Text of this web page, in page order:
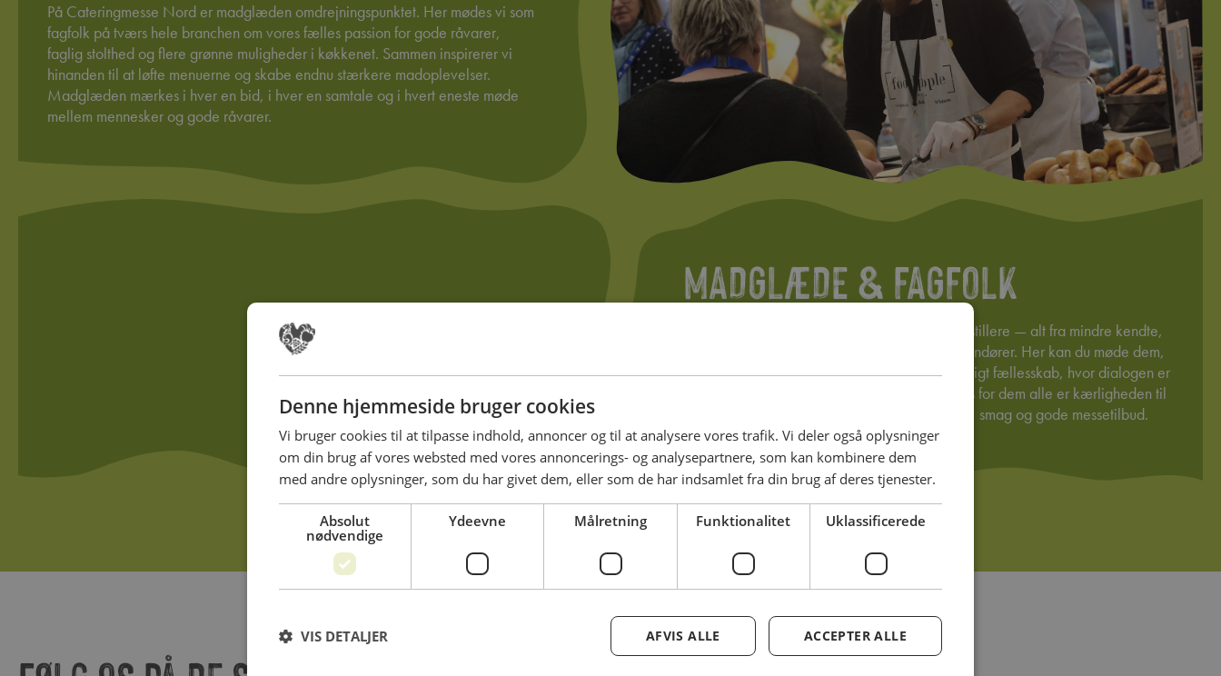
På Cateringmesse Nord er madglæden omdrejningspunktet. Her mødes vi som
fagfolk på tværs hele branchen om vores fælles passion for gode råvarer,
faglig stolthed og flere grønne muligheder i køkkenet. Sammen inspirerer vi
hinanden til at løfte menuerne og skabe endnu stærkere madoplevelser.
Madglæden mærkes i hver en bid, i hver en samtale og i hvert eneste møde
mellem mennesker og gode råvarer.
MADGLÆDE & FAGFOLK
På messen kan du se frem til et stærkt felt af udstillere — alt fra mindre kendte,
lokale pionerer til velkendte mærkevareleverandører. Her kan du møde dem,
der brænder for deres håndværk. Det er et fagligt fællesskab, hvor dialogen er
åben, og hvor nysgerrigheden får plads. Fælles for dem alle er kærligheden til
kvalitet og ønsket om at dele ud af både viden, smag og gode messetilbud.
Denne hjemmeside bruger cookies
Vi bruger cookies til at tilpasse indhold, annoncer og til at analysere vores trafik. Vi deler også oplysninger
om din brug af vores websted med vores annoncerings- og analysepartnere, som kan kombinere dem
med andre oplysninger, som du har givet dem, eller som de har indsamlet fra din brug af deres tjenester.
Absolut
nødvendige
Ydeevne Målretning Funktionalitet Uklassificerede
ACCEPTER ALLE
AFVIS ALLE
VIS DETALJER